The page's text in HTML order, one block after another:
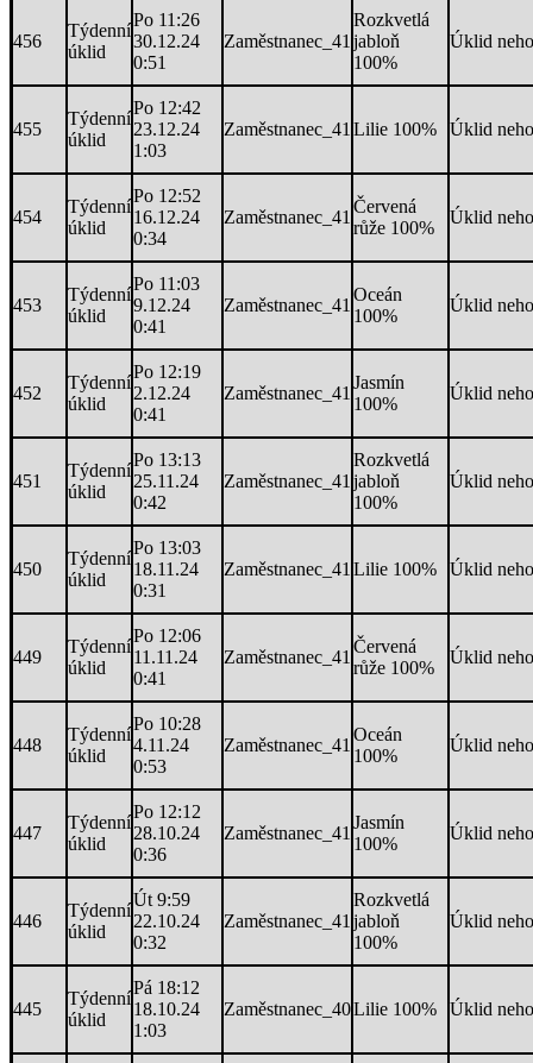
456
Týdenní
úklid
Po 11:26
30.12.24
0:51
Zaměstnanec_41
Rozkvetlá
jabloň
100%
Úklid
455
Týdenní
úklid
Po 12:42
23.12.24
1:03
Zaměstnanec_41 Lilie 100% Úklid
454
Týdenní
úklid
Po 12:52
16.12.24
0:34
Zaměstnanec_41
Červená
růže 100%
Úklid
453
Týdenní
úklid
Po 11:03
9.12.24
0:41
Zaměstnanec_41
Oceán
100%
Úklid
452
Týdenní
úklid
Po 12:19
2.12.24
0:41
Zaměstnanec_41
Jasmín
100%
Úklid
451
Týdenní
úklid
Po 13:13
25.11.24
0:42
Zaměstnanec_41
Rozkvetlá
jabloň
100%
Úklid
450
Týdenní
úklid
Po 13:03
18.11.24
0:31
Zaměstnanec_41 Lilie 100% Úklid
449
Týdenní
úklid
Po 12:06
11.11.24
0:41
Zaměstnanec_41
Červená
růže 100%
Úklid
448
Týdenní
úklid
Po 10:28
4.11.24
0:53
Zaměstnanec_41
Oceán
100%
Úklid
447
Týdenní
úklid
Po 12:12
28.10.24
0:36
Zaměstnanec_41
Jasmín
100%
Úklid
446
Týdenní
úklid
Út 9:59
22.10.24
0:32
Zaměstnanec_41
Rozkvetlá
jabloň
100%
Úklid
445
Týdenní
úklid
Pá 18:12
18.10.24
1:03
Zaměstnanec_40Lilie 100% Úklid